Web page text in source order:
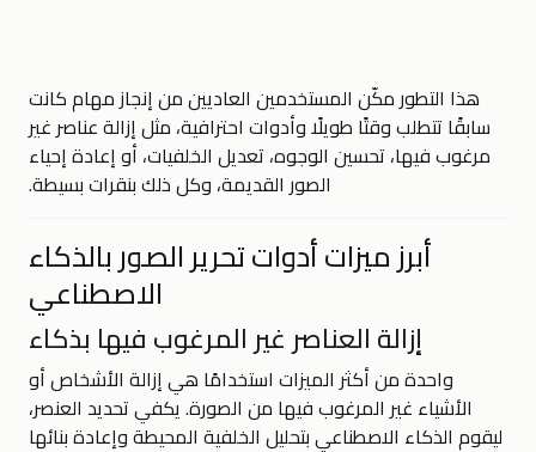
هذا التطور مكّن المستخدمين العاديين من إنجاز مهام كانت
سابقًا تتطلب وقتًا طويلًا وأدوات احترافية، مثل إزالة عناصر غير
مرغوب فيها، تحسين الوجوه، تعديل الخلفيات، أو إعادة إحياء
الصور القديمة، وكل ذلك بنقرات بسيطة.
أبرز ميزات أدوات تحرير الصور بالذكاء
الاصطناعي
إزالة العناصر غير المرغوب فيها بذكاء
واحدة من أكثر الميزات استخدامًا هي إزالة الأشخاص أو
الأشياء غير المرغوب فيها من الصورة. يكفي تحديد العنصر،
ليقوم الذكاء الاصطناعي بتحليل الخلفية المحيطة وإعادة بنائها